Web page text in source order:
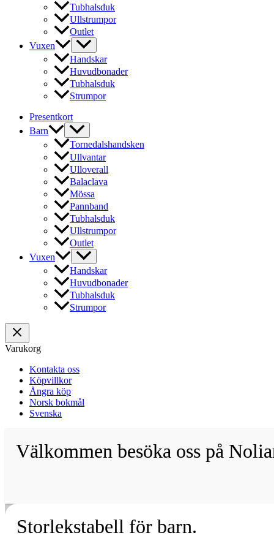
Tubhalsduk
Ullstrumpor
Outlet
Vuxen
Handskar
Huvudbonader
Tubhalsduk
Strumpor
Presentkort
Barn
Tornedalshandsken
Ullvantar
Ulloverall
Balaclava
Mössa
Pannband
Tubhalsduk
Ullstrumpor
Outlet
Vuxen
Handskar
Huvudbonader
Tubhalsduk
Strumpor
Varukorg
Kontakta oss
Köpvillkor
Ångra köp
Norsk bokmål
Svenska
Välkommen besöka oss på
Storlekstabell för barn.